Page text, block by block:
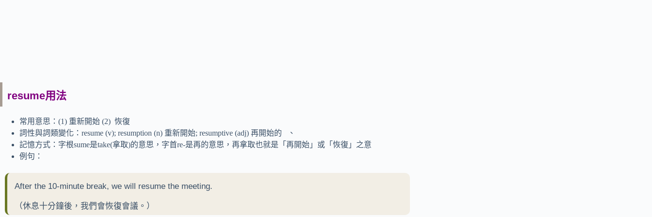
resume用法
常用意思：(1) 重新開始 (2) 恢復
詞性與詞類變化：resume (v); resumption (n) 重新開始; resumptive (adj) 再開始的 、
記憶方式：字根sume是take(拿取)的意思，字首re-是再的意思，再拿取也就是「再開始」或「恢復」之意
例句：
After the 10-minute break, we will resume the meeting.
（休息十分鐘後，我們會恢復會議。）